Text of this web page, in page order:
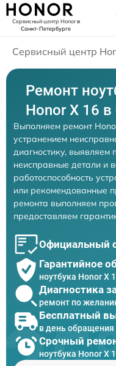
Сервисный центр Honorв
Санкт-Петербурге
Сервисный центр
Ремонт
Honor X 16
Выполняем ремонт
устранением
диагностику, выявляем
неисправные детали и
работоспособность
или рекомендованные
ремонта выполняем
предоставляем
Официальный
Гарантийное
ноутбука Honor X
Диагностика
ремонт по
Бесплатный
в день обращения
Срочный
ноутбука Honor X